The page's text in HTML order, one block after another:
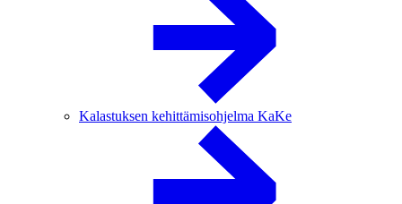
Kalastuksen kehittämisohjelma KaKe